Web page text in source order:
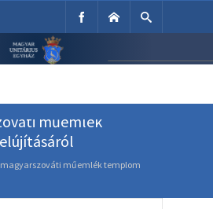
Egyház
műemlék
műemlék templom